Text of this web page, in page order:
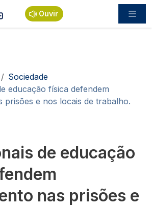
principal
Ouvir
estrutural
Sociedade
educação física defendem
prisões e nos locais de trabalho.
de educação
nas prisões e